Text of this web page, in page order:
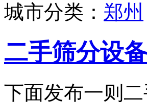
城市分类： 郑州
二手筛分设
下面发布一则